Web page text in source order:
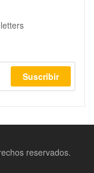
Suscribir
reservados.